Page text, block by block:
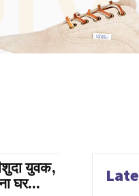
युवक,
घर...